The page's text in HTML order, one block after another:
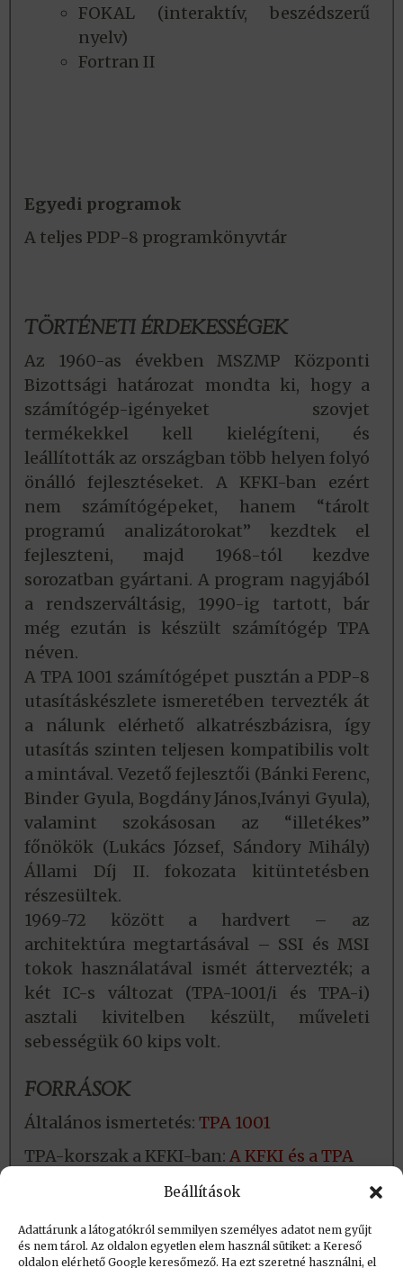
Beállítások
Adattárunk a látogatókról semmilyen személyes adatot nem gyűjt
és nem tárol. Az oldalon egyetlen elem használ sütiket: a Kereső
oldalon elérhető Google keresőmező. Ha ezt szeretné használni, el
FOKAL (interaktív, beszédszerű
nyelv)
Fortran II
Egyedi programok
A teljes PDP-8 programkönyvtár
TÖRTÉNETI ÉRDEKESSÉGEK
Az 1960-as években MSZMP Központi
Bizottsági határozat mondta ki, hogy a
számítógép-igényeket szovjet
termékekkel kell kielégíteni, és
leállították az országban több helyen folyó
önálló fejlesztéseket. A KFKI-ban ezért
nem számítógépeket, hanem “tárolt
programú analizátorokat” kezdtek el
fejleszteni, majd 1968-tól kezdve
sorozatban gyártani. A program nagyjából
a rendszerváltásig, 1990-ig tartott, bár
még ezután is készült számítógép TPA
néven.
A TPA 1001 számítógépet pusztán a PDP-8
utasításkészlete ismeretében tervezték át
a nálunk elérhető alkatrészbázisra, így
utasítás szinten teljesen kompatibilis volt
a mintával. Vezető fejlesztői (Bánki Ferenc,
Binder Gyula, Bogdány János,Iványi Gyula),
valamint szokásosan az “illetékes”
főnökök (Lukács József, Sándory Mihály)
Állami Díj II. fokozata kitüntetésben
részesültek.
1969-72 között a hardvert – az
architektúra megtartásával – SSI és MSI
tokok használatával ismét áttervezték; a
két IC-s változat (TPA-1001/i és TPA-i)
asztali kivitelben készült, műveleti
sebességük 60 kips volt.
FORRÁSOK
Általános ismertetés: TPA 1001
TPA-korszak a KFKI-ban: A KFKI és a TPA
Részletes áttekintést ad Lukács József: